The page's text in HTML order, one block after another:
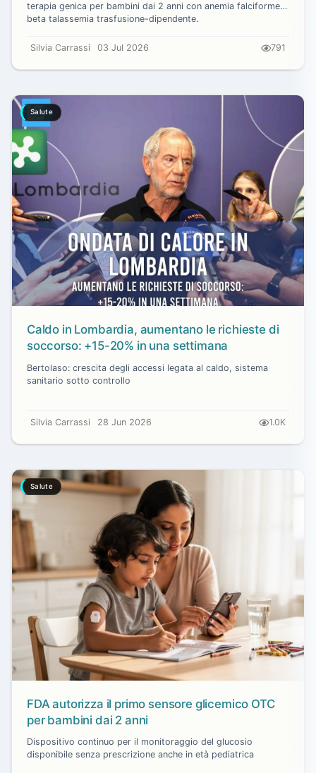
terapia genica per bambini dai 2 anni con anemia falciforme e
beta talassemia trasfusione-dipendente.
Silvia Carrassi 03 Jul 2026 791
Salute
Caldo in Lombardia, aumentano le richieste di
soccorso: +15-20% in una settimana
Bertolaso: crescita degli accessi legata al caldo, sistema
sanitario sotto controllo
Silvia Carrassi 28 Jun 2026 1.0K
Salute
FDA autorizza il primo sensore glicemico OTC
per bambini dai 2 anni
Dispositivo continuo per il monitoraggio del glucosio
disponibile senza prescrizione anche in età pediatrica